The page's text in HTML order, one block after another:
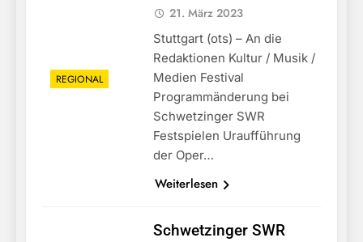
REGIONAL
21. März 2023
Stuttgart (ots) – An die
Redaktionen Kultur / Musik /
Medien Festival
Programmänderung bei
Schwetzinger SWR
Festspielen Uraufführung
der Oper…
Weiterlesen
Schwetzinger SWR